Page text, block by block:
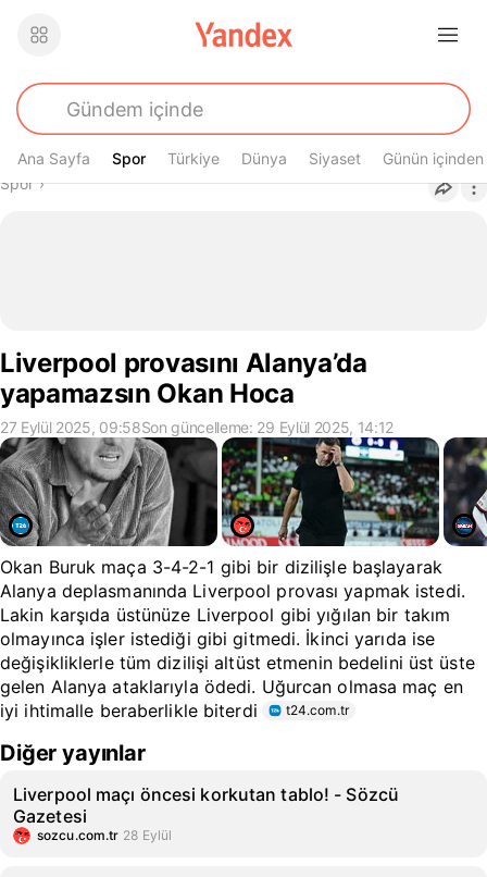
Ana Sayfa Spor
Spor Türkiye Dünya Siyaset Günün içinden
Buradasın
Spor›
Liverpool provasını Alanya’da
yapamazsın Okan Hoca
27 Eylül 2025, 09:58Son güncelleme: 29 Eylül 2025, 14:12
Okan Buruk maça 3-4-2-1 gibi bir dizilişle başlayarak
Alanya deplasmanında Liverpool provası yapmak istedi.
Lakin karşıda üstünüze Liverpool gibi yığılan bir takım
olmayınca işler istediği gibi gitmedi. İkinci yarıda ise
değişikliklerle tüm dizilişi altüst etmenin bedelini üst üste
gelen Alanya ataklarıyla ödedi. Uğurcan olmasa maç en
iyi ihtimalle beraberlikle biterdi
t24.com.tr
Diğer yayınlar
Liverpool maçı öncesi korkutan tablo! - Sözcü
Gazetesi
sozcu.com.tr 28 Eylül